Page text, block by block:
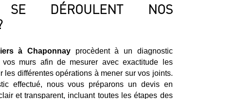
SE DÉROULENT NOS
à Chaponnay procèdent à un diagnostic
vos murs afin de mesurer avec exactitude les
les différentes opérations à mener sur vos joints.
effectué, nous vous préparons un devis en
et transparent, incluant toutes les étapes des